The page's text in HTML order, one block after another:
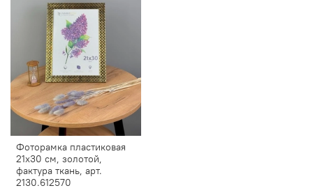
Фоторамка пластиковая
21х30 см, золотой,
фактура ткань, арт.
2130.612570